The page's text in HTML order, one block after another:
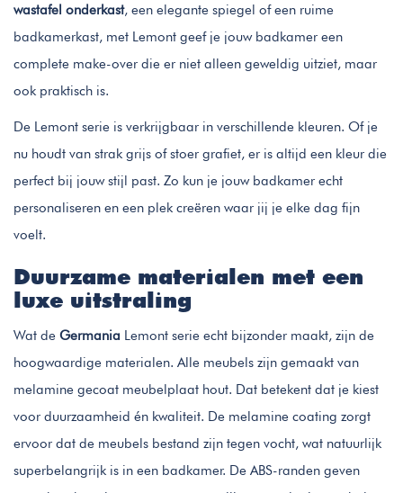
wastafel onderkast, een elegante spiegel of een ruime
badkamerkast, met Lemont geef je jouw badkamer een
complete make-over die er niet alleen geweldig uitziet, maar
ook praktisch is.
De Lemont serie is verkrijgbaar in verschillende kleuren. Of je
nu houdt van strak grijs of stoer grafiet, er is altijd een kleur die
perfect bij jouw stijl past. Zo kun je jouw badkamer echt
personaliseren en een plek creëren waar jij je elke dag fijn
voelt.
Duurzame materialen met een
luxe uitstraling
Wat de Germania Lemont serie echt bijzonder maakt, zijn de
hoogwaardige materialen. Alle meubels zijn gemaakt van
melamine gecoat meubelplaat hout. Dat betekent dat je kiest
voor duurzaamheid én kwaliteit. De melamine coating zorgt
ervoor dat de meubels bestand zijn tegen vocht, wat natuurlijk
superbelangrijk is in een badkamer. De ABS-randen geven